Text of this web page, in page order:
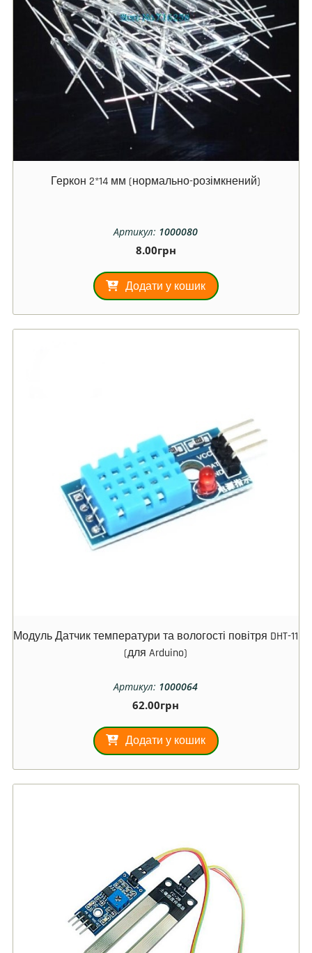
Геркон 2*14 мм (нормально-розімкнений)
Артикул: 1000080
8.00грн
Додати у кошик
Модуль Датчик температури та вологості повітря DHT-11
(для Arduino)
Артикул: 1000064
62.00грн
Додати у кошик